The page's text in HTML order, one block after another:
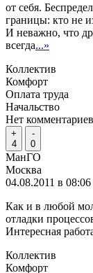
от себя.
границы: кто не
И неважно, что
всегда...»
Коллектив
Комфорт
Оплата труда
Начальство
Нет
+
4
-
0
МанГО
Москва
04.08.2011 в 08:06
Как и в любой
отладки
Интересная
Коллектив
Комфорт